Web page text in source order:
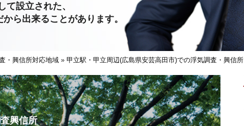
て設立された、
ら出来ることがあります。
・興信所対応地域 » 甲立駅・甲立周辺(広島県安芸高田市)での浮気調査・興信所
興信所